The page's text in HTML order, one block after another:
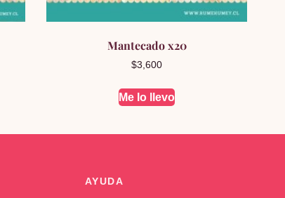
Mantecado x20
$3,600
Me lo llevo
AYUDA